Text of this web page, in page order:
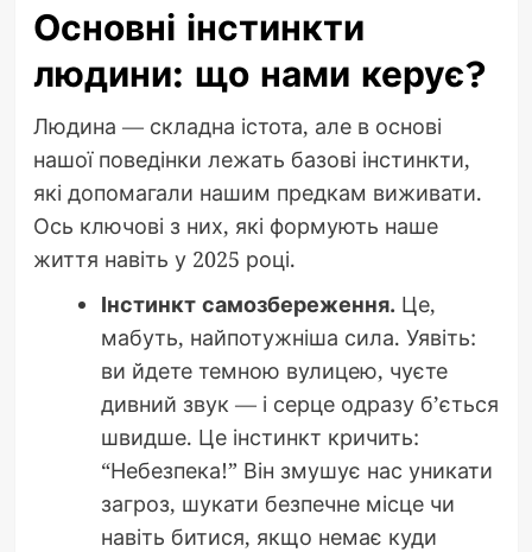
Основні інстинкти
людини: що нами керує?
Людина — складна істота, але в основі
нашої поведінки лежать базові інстинкти,
які допомагали нашим предкам виживати.
Ось ключові з них, які формують наше
життя навіть у 2025 році.
Інстинкт самозбереження. Це,
мабуть, найпотужніша сила. Уявіть:
ви йдете темною вулицею, чуєте
дивний звук — і серце одразу б’ється
швидше. Це інстинкт кричить:
“Небезпека!” Він змушує нас уникати
загроз, шукати безпечне місце чи
навіть битися, якщо немає куди